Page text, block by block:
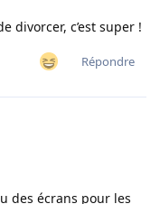
divorcer, c’est super !
Répondre
des écrans pour les